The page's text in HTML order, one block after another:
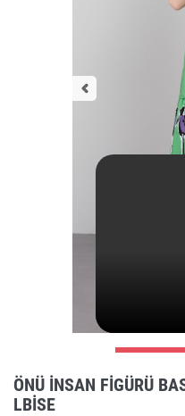
ÖNÜ INSAN FIGÜRÜ
LBISE